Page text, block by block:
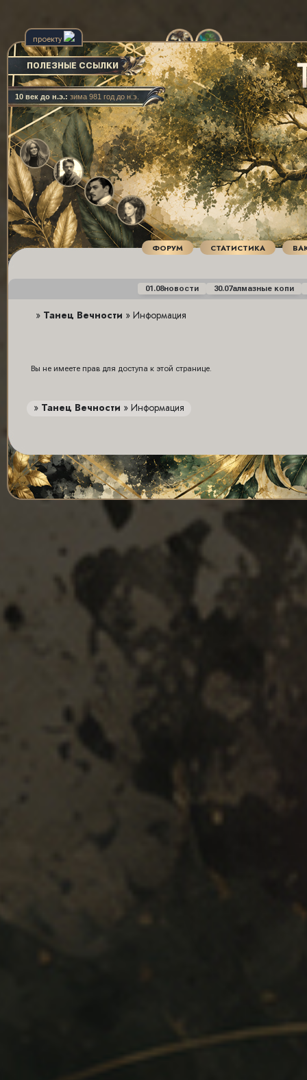
01.08новости 30.07алмазные копи
ПОЛЕЗНЫЕ ССЫЛКИ
10 век до н.э.: зима 981 год до н.э.
проекту
ФОРУМ СТАТИСТИКА
» Танец Вечности » Информация
Вы не имеете прав для доступа к этой странице.
» Танец Вечности » Информация